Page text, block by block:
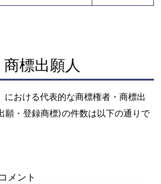
標出願人
おける代表的な商標権者・商標出
願・登録商標)の件数は以下の通りで
メント